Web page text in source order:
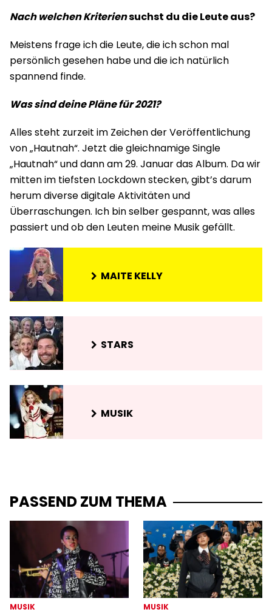
Nach welchen Kriteriensuchst du die Leute aus?
Meistens frage ich die Leute, die ich schon mal
persönlich gesehen habe und die ich natürlich
spannend finde.
Was sind deine Pläne für 2021?
Alles steht zurzeit im Zeichen der Veröffentlichung
von „Hautnah“. Jetzt die gleichnamige Single
„Hautnah“ und dann am 29. Januar das Album. Da wir
mitten im tiefsten Lockdown stecken, gibt’s darum
herum diverse digitale Aktivitäten und
Überraschungen. Ich bin selber gespannt, was alles
passiert und ob den Leuten meine Musik gefällt.
MAITE KELLY
STARS
MUSIK
PASSEND ZUM THEMA
MUSIK MUSIK